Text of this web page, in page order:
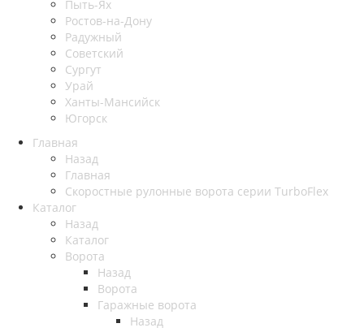
Пыть-Ях
Рoстов-на-Дону
Радужный
Советский
Сургут
Урай
Ханты-Мансийск
Югорск
Главная
Назад
Главная
Скоростные рулонные ворота серии TurboFlex
Каталог
Назад
Каталог
Ворота
Назад
Ворота
Гаражные ворота
Назад